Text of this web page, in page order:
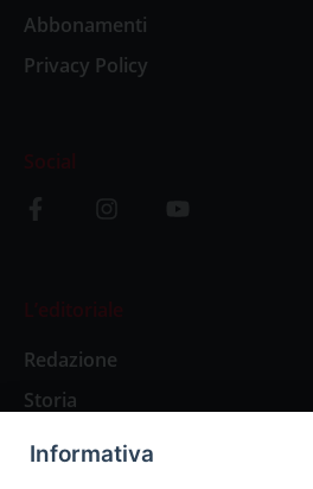
Abbonamenti
Privacy Policy
Social
L’editoriale
Redazione
Storia
Informativa